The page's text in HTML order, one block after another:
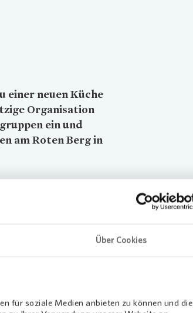
Über Cookies
für soziale Medien anbieten zu können und die
einer neuen Küche
Organisation
ein und
am Roten Berg in
sich über das
eine dringend
erweitert und die
Jesus-Projekt und den